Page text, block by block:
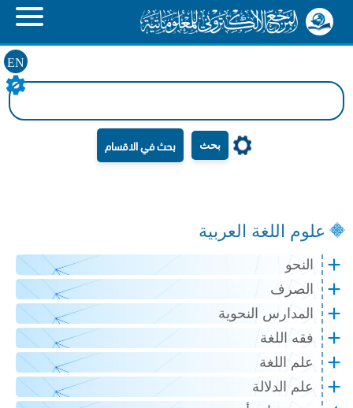
EN
بحث
علوم اللغة العربية
النحو
الصرف
المدارس النحوية
فقه اللغة
علم اللغة
علم الدلالة